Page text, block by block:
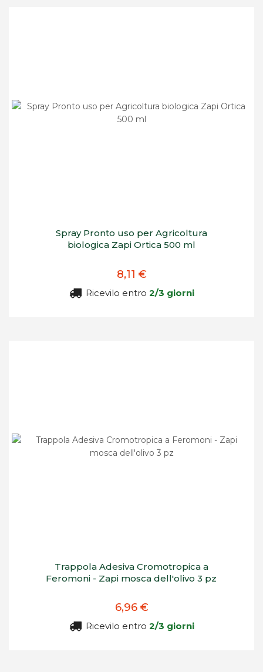
Spray Pronto uso per Agricoltura
biologica Zapi Ortica 500 ml
8,11 €
Ricevilo entro 2/3 giorni
Trappola Adesiva Cromotropica a
Feromoni - Zapi mosca dell'olivo 3 pz
6,96 €
Ricevilo entro 2/3 giorni